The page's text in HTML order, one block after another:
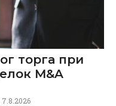
торга при
M&A
7.8.2026